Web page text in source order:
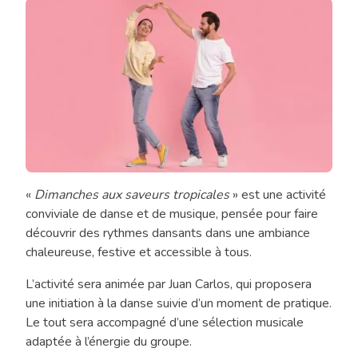
Initiation
aux
danses
cumbia,
et
cha-
cha
« Dimanches aux saveurs tropicales» est une activité
conviviale de danse et de musique, pensée pour faire
découvrir des rythmes dansants dans une ambiance
chaleureuse, festive et accessible à tous.
L’activité sera animée par Juan Carlos, qui proposera
une initiation à la danse suivie d’un moment de pratique.
Le tout sera accompagné d’une sélection musicale
adaptée à l’énergie du groupe.